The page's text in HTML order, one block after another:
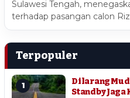
Sulawesi Tengah,
terhadap pasangan calon
Terpopuler
1
Dilarang
Standby